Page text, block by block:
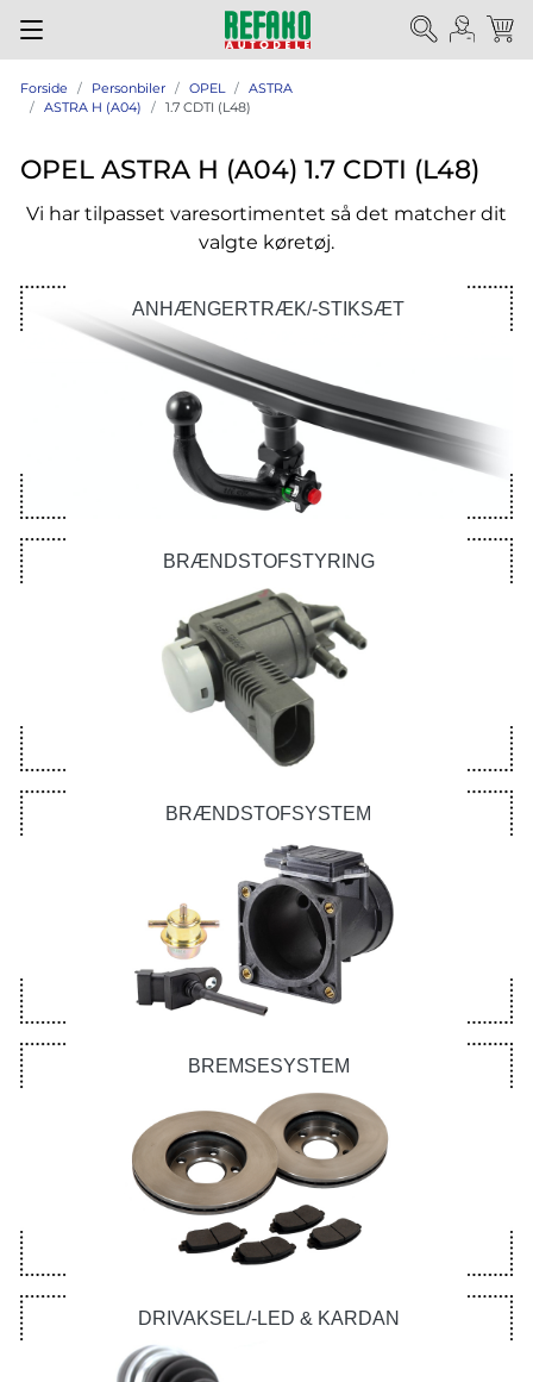
Forside Personbiler OPEL
ASTRA
ASTRA H (A04)
1.7 CDTI (L48)
OPEL ASTRA H (A04) 1.7 CDTI (L48)
Vi har tilpasset varesortimentet så det matcher dit
valgte køretøj.
ANHÆNGERTRÆK/-STIKSÆT
BRÆNDSTOFSTYRING
BRÆNDSTOFSYSTEM
BREMSESYSTEM
DRIVAKSEL/-LED & KARDAN